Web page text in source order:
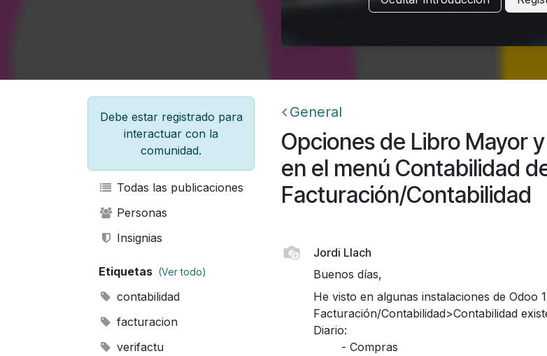
Debe estar registrado para
interactuar con la
comunidad.
Todas las publicaciones
Personas
Insignias
Etiquetas (Ver todo)
contabilidad
facturacion
verifactu
General
Opciones de Libro Mayor
en el menú Contabilidad
Facturación/Contabilidad
Jordi Llach
Buenos días,
He visto en algunas instalaciones de Odoo
Facturación/Contabilidad>Contabilidad
Diario:
​- Compras